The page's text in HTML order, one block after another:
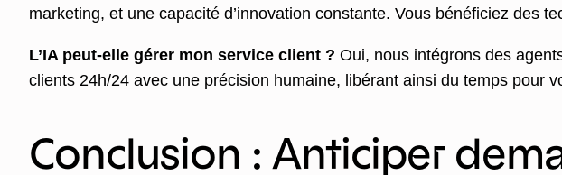
marketing, et une capacité d’innovation constante. Vous bénéficiez des
L’IA peut-elle gérer mon service client ? Oui, nous intégrons des
clients 24h/24 avec une précision humaine, libérant ainsi du temps pour
Conclusion : Anticiper